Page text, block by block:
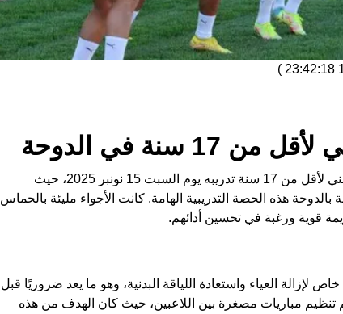
)
سنة في الدوحة
في مناسبة رياضية مميزة، أجرى المنتخب الوطني لأقل من 17 سنة تدريبه يوم السبت 15 نونبر 2025، حيث
5 في ملعب الثمامة بالدوحة هذه الحصة التدريبية الهامة. كانت الأجواء مليئة بالحماس
قوية ورغبة في تحسين أدائهم.
العياء واستعادة اللياقة البدنية، وهو ما يعد ضروريًا قبل
تنظيم مباريات مصغرة بين اللاعبين، حيث كان الهدف من هذه